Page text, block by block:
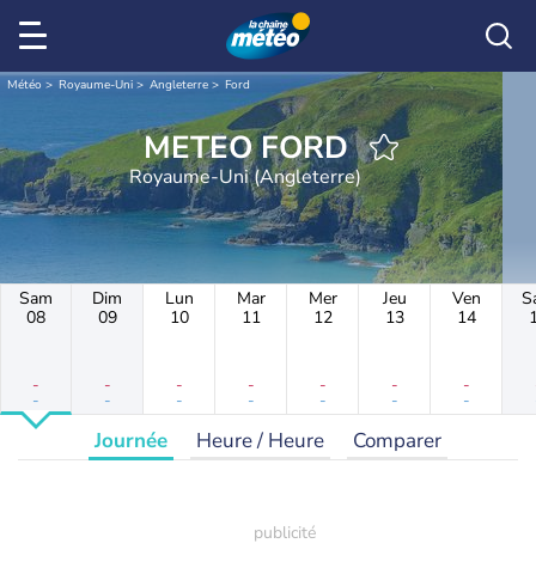
Météo Royaume-Uni Angleterre Ford
METEO FORD
Royaume-Uni (Angleterre)
Sam
08
-
-
Dim
09
-
-
Lun
10
-
-
Mar
11
-
-
Mer
12
-
-
Jeu
13
-
-
Ven
14
-
-
Journée Heure / Heure Comparer